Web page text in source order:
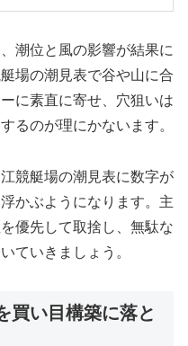
潮位と風の影響が結果に
場の潮見表で谷や山に合
に素直に寄せ、穴狙いは
るのが理にかないます。
競艇場の潮見表に数字が
かぶようになります。主
優先して取捨し、無駄な
ていきましょう。
買い目構築に落と